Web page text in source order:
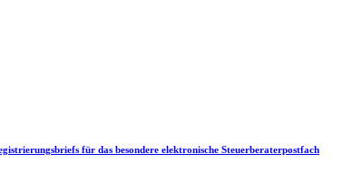
für das besondere elektronische Steuerberaterpostfach